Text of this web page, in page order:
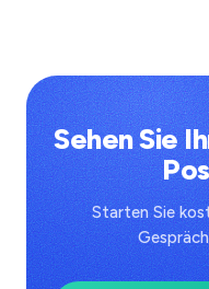
Sehen Sie
Starten Sie